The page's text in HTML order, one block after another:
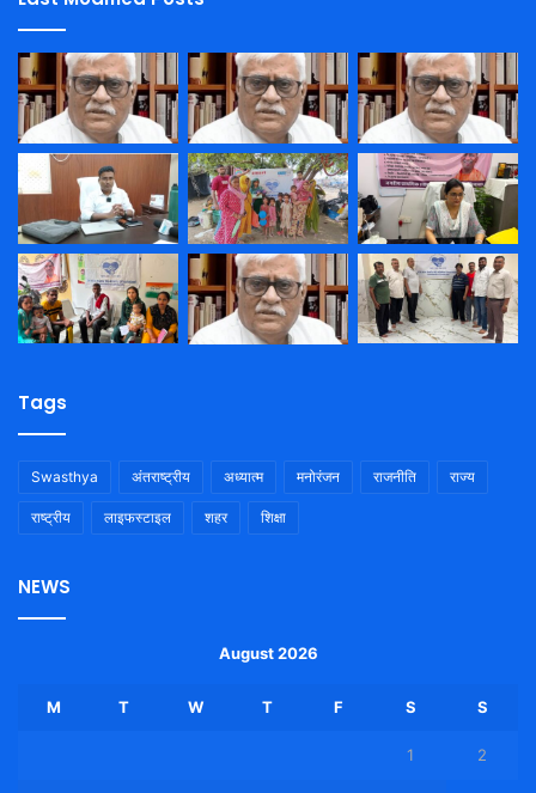
Tags
Swasthya अंतराष्ट्रीय अध्यात्म मनोरंजन राजनीति राज्य
राष्ट्रीय लाइफस्टाइल शहर शिक्षा
NEWS
August 2026
M T W T F S S
1 2